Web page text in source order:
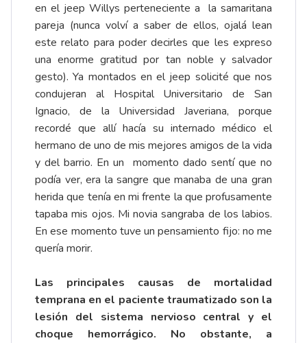
en el jeep Willys perteneciente a la samaritana
pareja (nunca volví a saber de ellos, ojalá lean
este relato para poder decirles que les expreso
una enorme gratitud por tan noble y salvador
gesto). Ya montados en el jeep solicité que nos
condujeran al Hospital Universitario de San
Ignacio, de la Universidad Javeriana, porque
recordé que allí hacía su internado médico el
hermano de uno de mis mejores amigos de la vida
y del barrio. En un momento dado sentí que no
podía ver, era la sangre que manaba de una gran
herida que tenía en mi frente la que profusamente
tapaba mis ojos. Mi novia sangraba de los labios.
En ese momento tuve un pensamiento fijo: no me
quería morir.
Las principales causas de mortalidad
temprana en el paciente traumatizado son la
lesión del sistema nervioso central y el
choque hemorrágico. No obstante, a